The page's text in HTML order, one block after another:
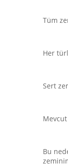
Tüm
Her
Sert
Bu